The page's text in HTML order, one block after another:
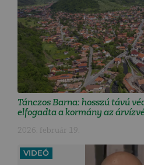
Tánczos Barna: hosszú távú
elfogadta a kormány az
2026. február 19.
VIDEÓ